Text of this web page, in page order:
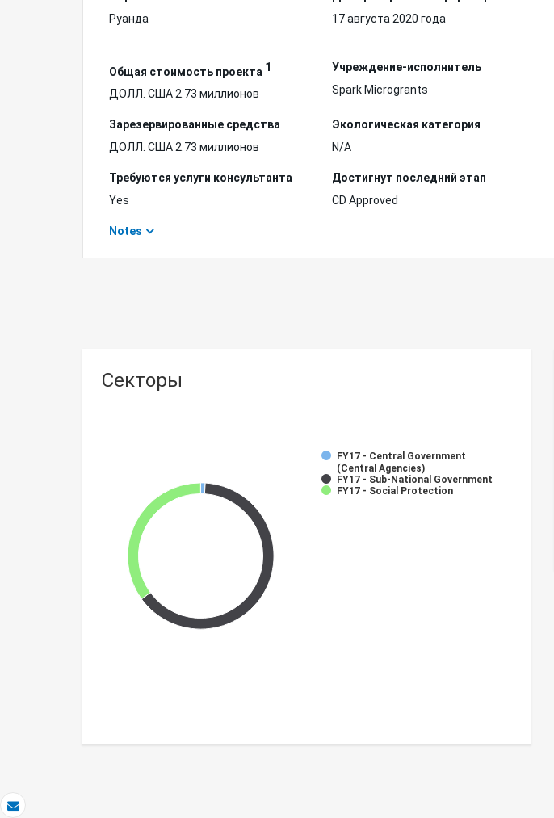
Руанда
17 августа 2020 года
Общая стоимость проекта 1
ДОЛЛ. США 2.73 миллионов
Учреждение-исполнитель
Spark Microgrants
Зарезервированные средства
ДОЛЛ. США 2.73 миллионов
Экологическая категория
N/A
Требуются услуги консультанта
Yes
Достигнут последний этап
CD Approved
Notes
Секторы
FY17 - Central Government
(Central Agencies)
FY17 - Sub-National Government
FY17 - Social Protection